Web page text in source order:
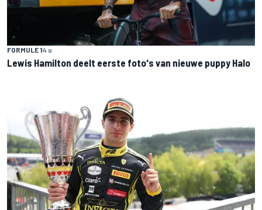
FORMULE 14 u
Lewis Hamilton deelt eerste foto's van nieuwe puppy Halo